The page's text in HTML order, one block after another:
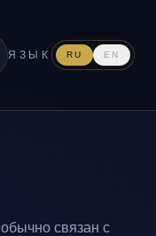
ЯЗЫК RU EN
связан с